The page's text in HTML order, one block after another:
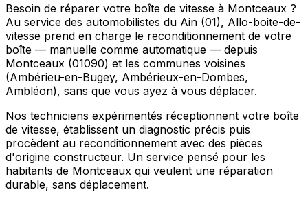
Besoin de réparer votre boîte de vitesse à Montceaux ?
Au service des automobilistes du Ain (01), Allo-boite-de-
vitesse prend en charge le reconditionnement de votre
boîte — manuelle comme automatique — depuis
Montceaux (01090) et les communes voisines
(Ambérieu-en-Bugey, Ambérieux-en-Dombes,
Ambléon), sans que vous ayez à vous déplacer.
Nos techniciens expérimentés réceptionnent votre boîte
de vitesse, établissent un diagnostic précis puis
procèdent au reconditionnement avec des pièces
d'origine constructeur. Un service pensé pour les
habitants de Montceaux qui veulent une réparation
durable, sans déplacement.